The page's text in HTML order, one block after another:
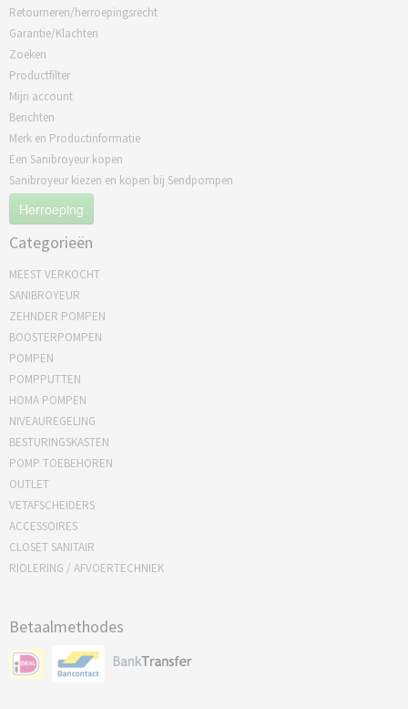
Retourneren/herroepingsrecht
Garantie/Klachten
Zoeken
Productfilter
Mijn account
Berichten
Merk en Productinformatie
Een Sanibroyeur kopen
Sanibroyeur kiezen en kopen bij Sendpompen
Herroeping
Categorieën
MEEST VERKOCHT
SANIBROYEUR
ZEHNDER POMPEN
BOOSTERPOMPEN
POMPEN
POMPPUTTEN
HOMA POMPEN
NIVEAUREGELING
BESTURINGSKASTEN
POMP TOEBEHOREN
OUTLET
VETAFSCHEIDERS
ACCESSOIRES
CLOSET SANITAIR
RIOLERING / AFVOERTECHNIEK
Betaalmethodes